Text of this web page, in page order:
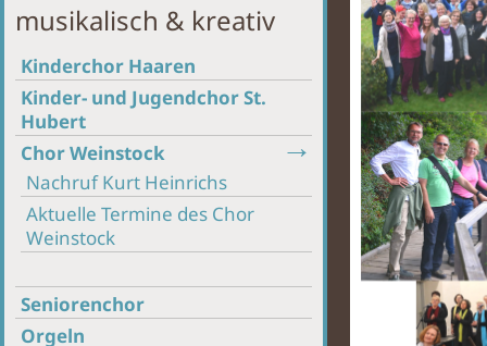
musikalisch & kreativ
Kinderchor Haaren
Kinder- und Jugendchor St.
Hubert
Chor Weinstock
Nachruf Kurt Heinrichs
Aktuelle Termine des Chor
Weinstock
Seniorenchor
Orgeln